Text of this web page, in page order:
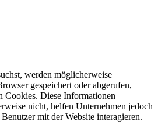
werden möglicherweise
gespeichert oder abgerufen,
Cookies. Diese Informationen
nicht, helfen Unternehmen jedoch
mit der Website interagieren.